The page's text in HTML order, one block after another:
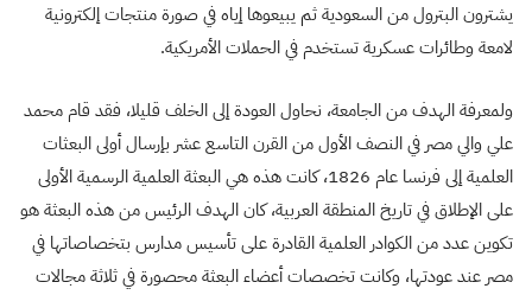
يشترون البترول من السعودية ثم يبيعوها إياه في صورة منتجات إلكترونية
لامعة وطائرات عسكرية تستخدم في الحملات الأمريكية.
ولمعرفة الهدف من الجامعة، نحاول العودة إلى الخلف قليلا، فقد قام محمد
علي والي مصر في النصف الأول من القرن التاسع عشر بإرسال أولى البعثات
العلمية إلى فرنسا عام 1826، كانت هذه هي البعثة العلمية الرسمية الأولى
على الإطلاق في تاريخ المنطقة العربية، كان الهدف الرئيس من هذه البعثة هو
تكوين عدد من الكوادر العلمية القادرة على تأسيس مدارس بتخصاصاتها في
مصر عند عودتها، وكانت تخصصات أعضاء البعثة محصورة في ثلاثة مجالات